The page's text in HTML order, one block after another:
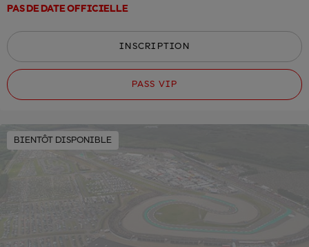
PAS DE DATE OFFICIELLE
INSCRIPTION
PASS VIP
BIENTÔT DISPONIBLE